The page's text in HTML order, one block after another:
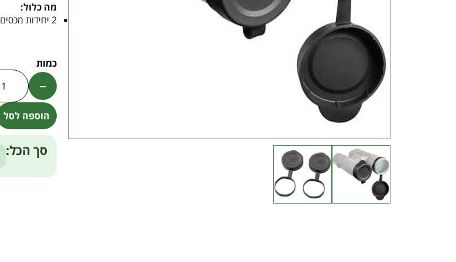
מה כלול:
2 יחידות מכסים קדמיים קשורים (Tethered Objective Lens Caps)
−
הוספה לסל
Alternative:
סך הכל: